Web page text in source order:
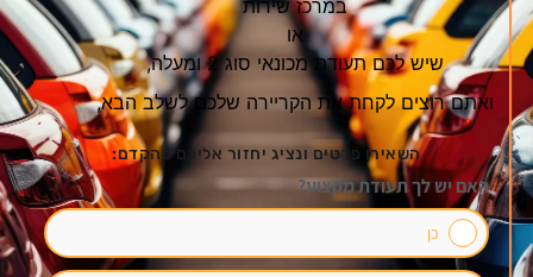
במרכז שירות
או
שיש לכם תעודת מכונאי סוג 2 ומעלה,
ואתם רוצים לקחת את הקריירה שלכם לשלב הבא,
השאירו פרטים ונציג יחזור אליכם בהקדם:
האם יש לך תעודת מקצוע?
כן